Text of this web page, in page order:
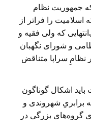
جمهوریت نظام
را فراتر از
که ولی فقیه و
و شورای نگهبان
نظامِ سراپا متناقض
اشکال گوناگون
برابریِ شهروندی و
گروه‌های بزرگی در